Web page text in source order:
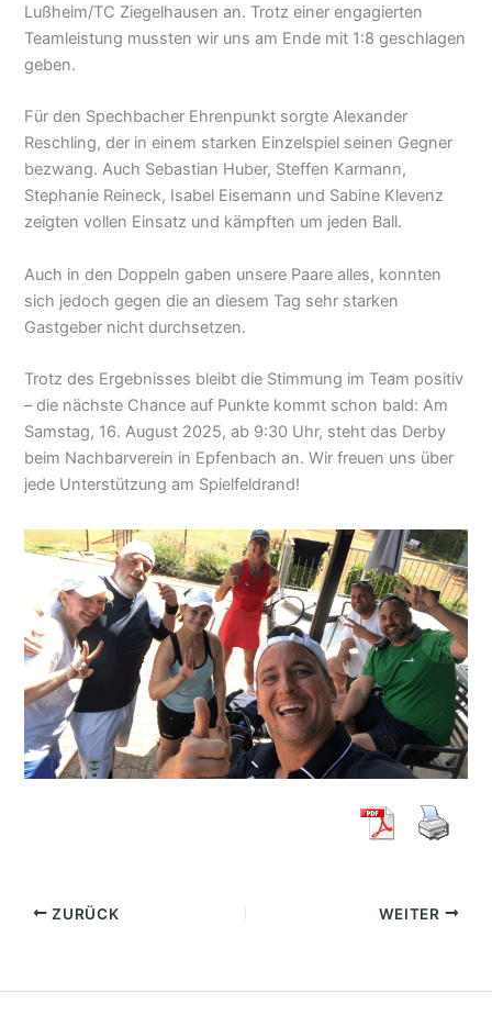
Lußheim/TC Ziegelhausen an. Trotz einer engagierten
Teamleistung mussten wir uns am Ende mit 1:8 geschlagen
geben.
Für den Spechbacher Ehrenpunkt sorgte Alexander
Reschling, der in einem starken Einzelspiel seinen Gegner
bezwang. Auch Sebastian Huber, Steffen Karmann,
Stephanie Reineck, Isabel Eisemann und Sabine Klevenz
zeigten vollen Einsatz und kämpften um jeden Ball.
Auch in den Doppeln gaben unsere Paare alles, konnten
sich jedoch gegen die an diesem Tag sehr starken
Gastgeber nicht durchsetzen.
Trotz des Ergebnisses bleibt die Stimmung im Team positiv
– die nächste Chance auf Punkte kommt schon bald: Am
Samstag, 16. August 2025, ab 9:30 Uhr, steht das Derby
beim Nachbarverein in Epfenbach an. Wir freuen uns über
jede Unterstützung am Spielfeldrand!
ZURÜCK WEITER